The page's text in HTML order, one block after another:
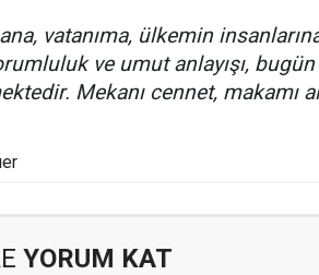
vatanıma, ülkemin
ve umut anlayışı,
Mekanı cennet, makamı
YORUM KAT